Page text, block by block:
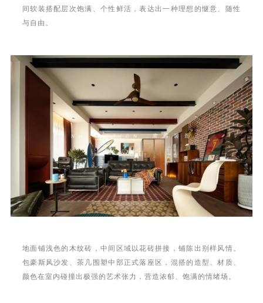
间软装搭配层次饱满、个性鲜活，表达出一种理想的惬意、随性
与自由。
地面铺浅色的木纹砖，中间区域以花砖拼接，铺陈出别样风情。
包豪斯风沙发、茶几围塑中部正式落座区，混搭的造型、材质、
颜色在室内碰撞出极强的艺术张力，营造浓郁、饱满的情绪场。